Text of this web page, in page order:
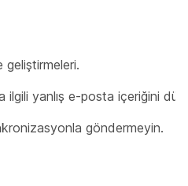
geliştirmeleri.
ilgili yanlış e-posta içeriğini
göndermeyin.